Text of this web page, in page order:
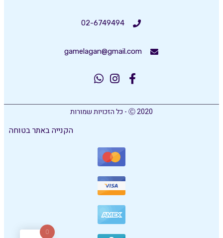
02-6749494
gamelagan@gmail.com
Ⓒ 2020 - כל הזכויות שמורות
הקנייה באתר בטוחה
0